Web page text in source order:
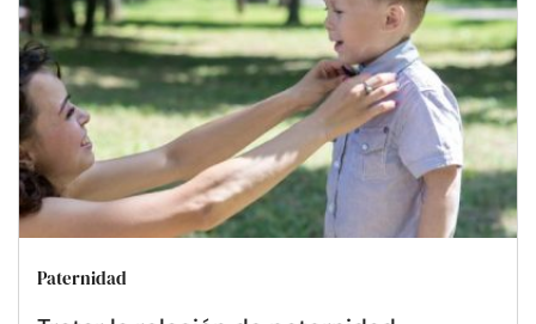
Paternidad